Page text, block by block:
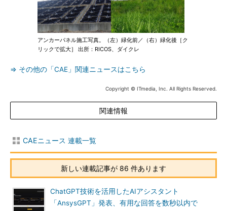
アンカーパネル施工写真。（左）緑化前／（右）緑化後［ク
リックで拡大］ 出所：RICOS、ダイクレ
⇒ その他の「CAE」関連ニュースはこちら
Copyright © ITmedia, Inc. All Rights Reserved.
関連情報
CAEニュース 連載一覧
新しい連載記事が 86 件あります
ChatGPT技術を活用したAIアシスタント
「AnsysGPT」発表、有用な回答を数秒以内で